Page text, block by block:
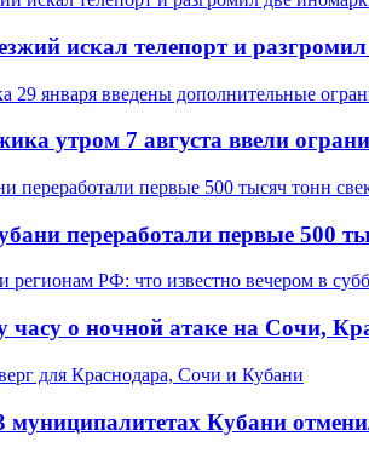
искал телепорт и
утром 7 августа ввели
переработали первые 500
часу о ночной атаке на Сочи,
муниципалитетах Кубани